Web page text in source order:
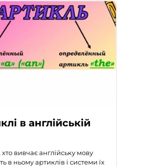
в англійській
вивчає англійську мову
в ньому артиклів і системи їх